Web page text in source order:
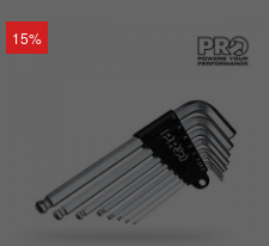
15%